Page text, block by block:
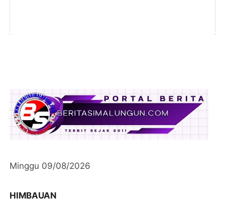
Minggu 09/08/2026
HIMBAUAN